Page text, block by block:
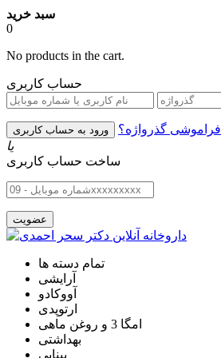
سبد خرید
0
No products in the cart.
حساب کاربری
فراموشی گذرواژه؟
یا
ساخت حساب کاربری
تمام دسته ها
آرایشی
آووکادو
ارتوپدی
امگا 3 و روغن ماهی
بهداشتی
بینایی